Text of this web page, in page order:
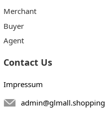
Merchant
Buyer
Agent
Contact Us
Impressum
admin@glmall.shopping